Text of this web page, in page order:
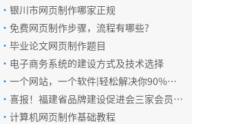
· 银川市网页制作哪家正规
· 免费网页制作步骤，流程有哪些?
· 毕业论文网页制作题目
· 电子商务系统的建设方式及技术选择
· 一个网站，一个软件|轻松解决你90%的
视频下载需求
· 喜报！福建省品牌建设促进会三家会员企
业荣获第六届福州市政府质量奖
· 计算机网页制作基础教程